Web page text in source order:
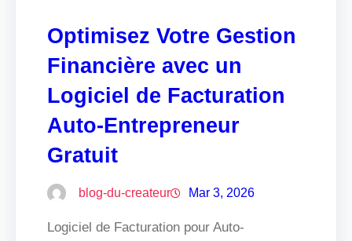
Optimisez Votre Gestion
Financière avec un
Logiciel de Facturation
Auto-Entrepreneur
Gratuit
blog-du-createur Mar 3, 2026
Logiciel de Facturation pour Auto-